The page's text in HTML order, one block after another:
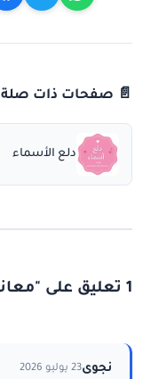
📄 صفحات ذات صلة
دلع الأسماء
1 تعليق على "معاني الأسماء"
نجوى23 يوليو 2026